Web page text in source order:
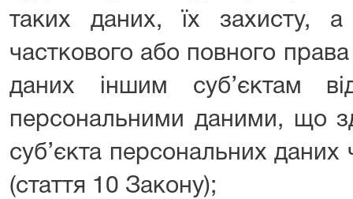
таких даних, їх захисту,
часткового або повного
даних іншим суб’єктам
персональними даними, що
суб’єкта персональних даних
(стаття 10 Закону);